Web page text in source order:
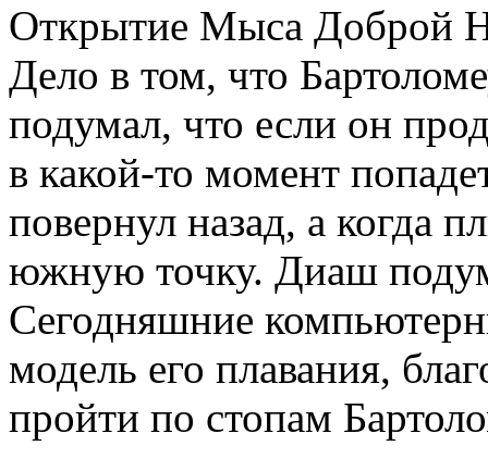
Открытие Мыса Доброй
Дело в том, что
подумал, что если он
в какой-то момент
повернул назад, а когда
южную точку. Диаш
Сегодняшние
модель его плавания,
пройти по стопам